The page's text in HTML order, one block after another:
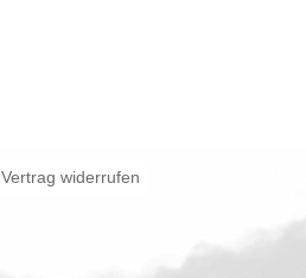
Vertrag widerrufen